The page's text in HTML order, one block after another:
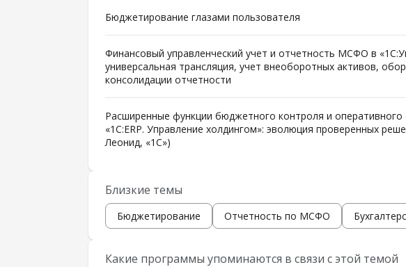
Бюджетирование глазами пользователя
Финансовый управленческий учет и отчетность МСФО в
универсальная трансляция, учет внеоборотных активов,
консолидации отчетности
Расширенные функции бюджетного контроля и
«1С:ERP. Управление холдингом»: эволюция проверенных
Леонид, «1С»)
Близкие темы
Бюджетирование Отчетность по МСФО
Какие программы упоминаются в связи с этой темой